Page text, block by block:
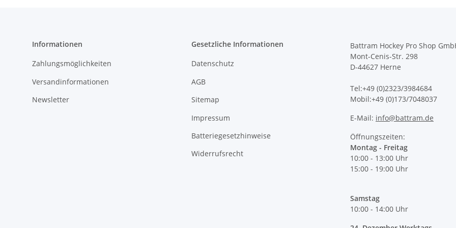
Informationen
Zahlungsmöglichkeiten
Versandinformationen
Newsletter
Gesetzliche Informationen
Datenschutz
AGB
Sitemap
Impressum
Batteriegesetzhinweise
Widerrufsrecht
Battram Hockey Pro Shop
Mont-Cenis-Str. 298
D-44627 Herne
Tel:+49 (0)2323/3984684
Mobil:+49 (0)173/7048037
E-Mail: info@battram.de
Öffnungszeiten:
Montag - Freitag
10:00 - 13:00 Uhr
15:00 - 19:00 Uhr
Samstag
10:00 - 14:00 Uhr